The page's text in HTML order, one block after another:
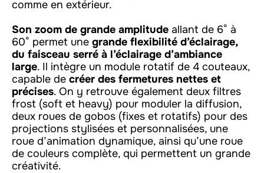
comme en extérieur.
Son zoom de grande amplitude allant de 6° à
60° permet une grande flexibilité d’éclairage,
du faisceau serré à l’éclairage d’ambiance
large. Il intègre un module rotatif de 4 couteaux,
capable de créer des fermetures nettes et
précises. On y retrouve également deux filtres
frost (soft et heavy) pour moduler la diffusion,
deux roues de gobos (fixes et rotatifs) pour des
projections stylisées et personnalisées, une
roue d’animation dynamique, ainsi qu’une roue
de couleurs complète, qui permettent un grande
créativité.